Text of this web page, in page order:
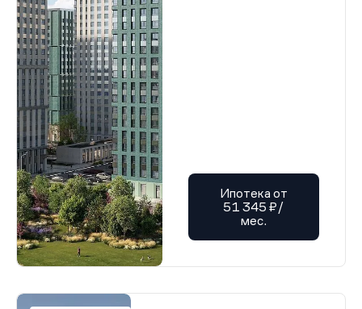
Ипотека от
51 345 ₽/
мес.